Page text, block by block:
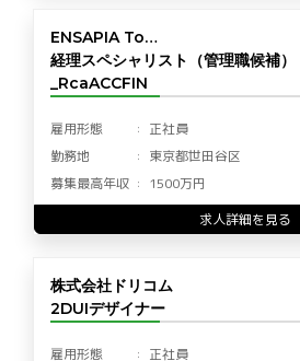
ENSAPIA To…
経理スペシャリスト（管理職候補）
_RcaACCFIN
雇用形態
正社員
勤務地
東京都世田谷区
募集最高年収
1500万円
求人詳細を見る
株式会社ドリコム
2DUIデザイナー
雇用形態 正社員